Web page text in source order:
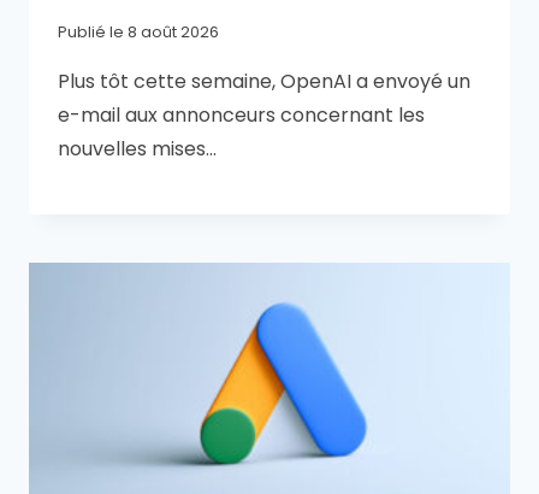
Publié le 8 août 2026
Plus tôt cette semaine, OpenAI a envoyé un
e-mail aux annonceurs concernant les
nouvelles mises…